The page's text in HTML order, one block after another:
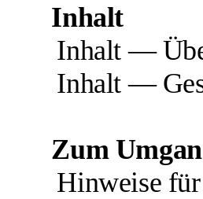
Inhalt
Inhalt —
Inhalt —
Zum
Hinweise